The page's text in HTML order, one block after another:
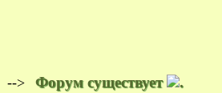
--> Форум существует .